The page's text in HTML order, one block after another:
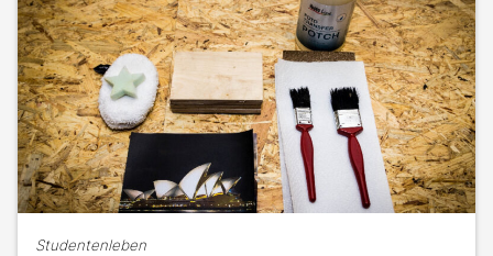
Studentenleben